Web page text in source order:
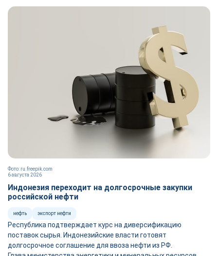
6 августа 2026
Фото: ru.freepik.com
Индонезия переходит на долгосрочные закупки
российской нефти
нефть экспорт нефти
Республика подтверждает курс на диверсификацию
поставок сырья. Индонезийские власти готовят
долгосрочное соглашение для ввоза нефти из РФ.